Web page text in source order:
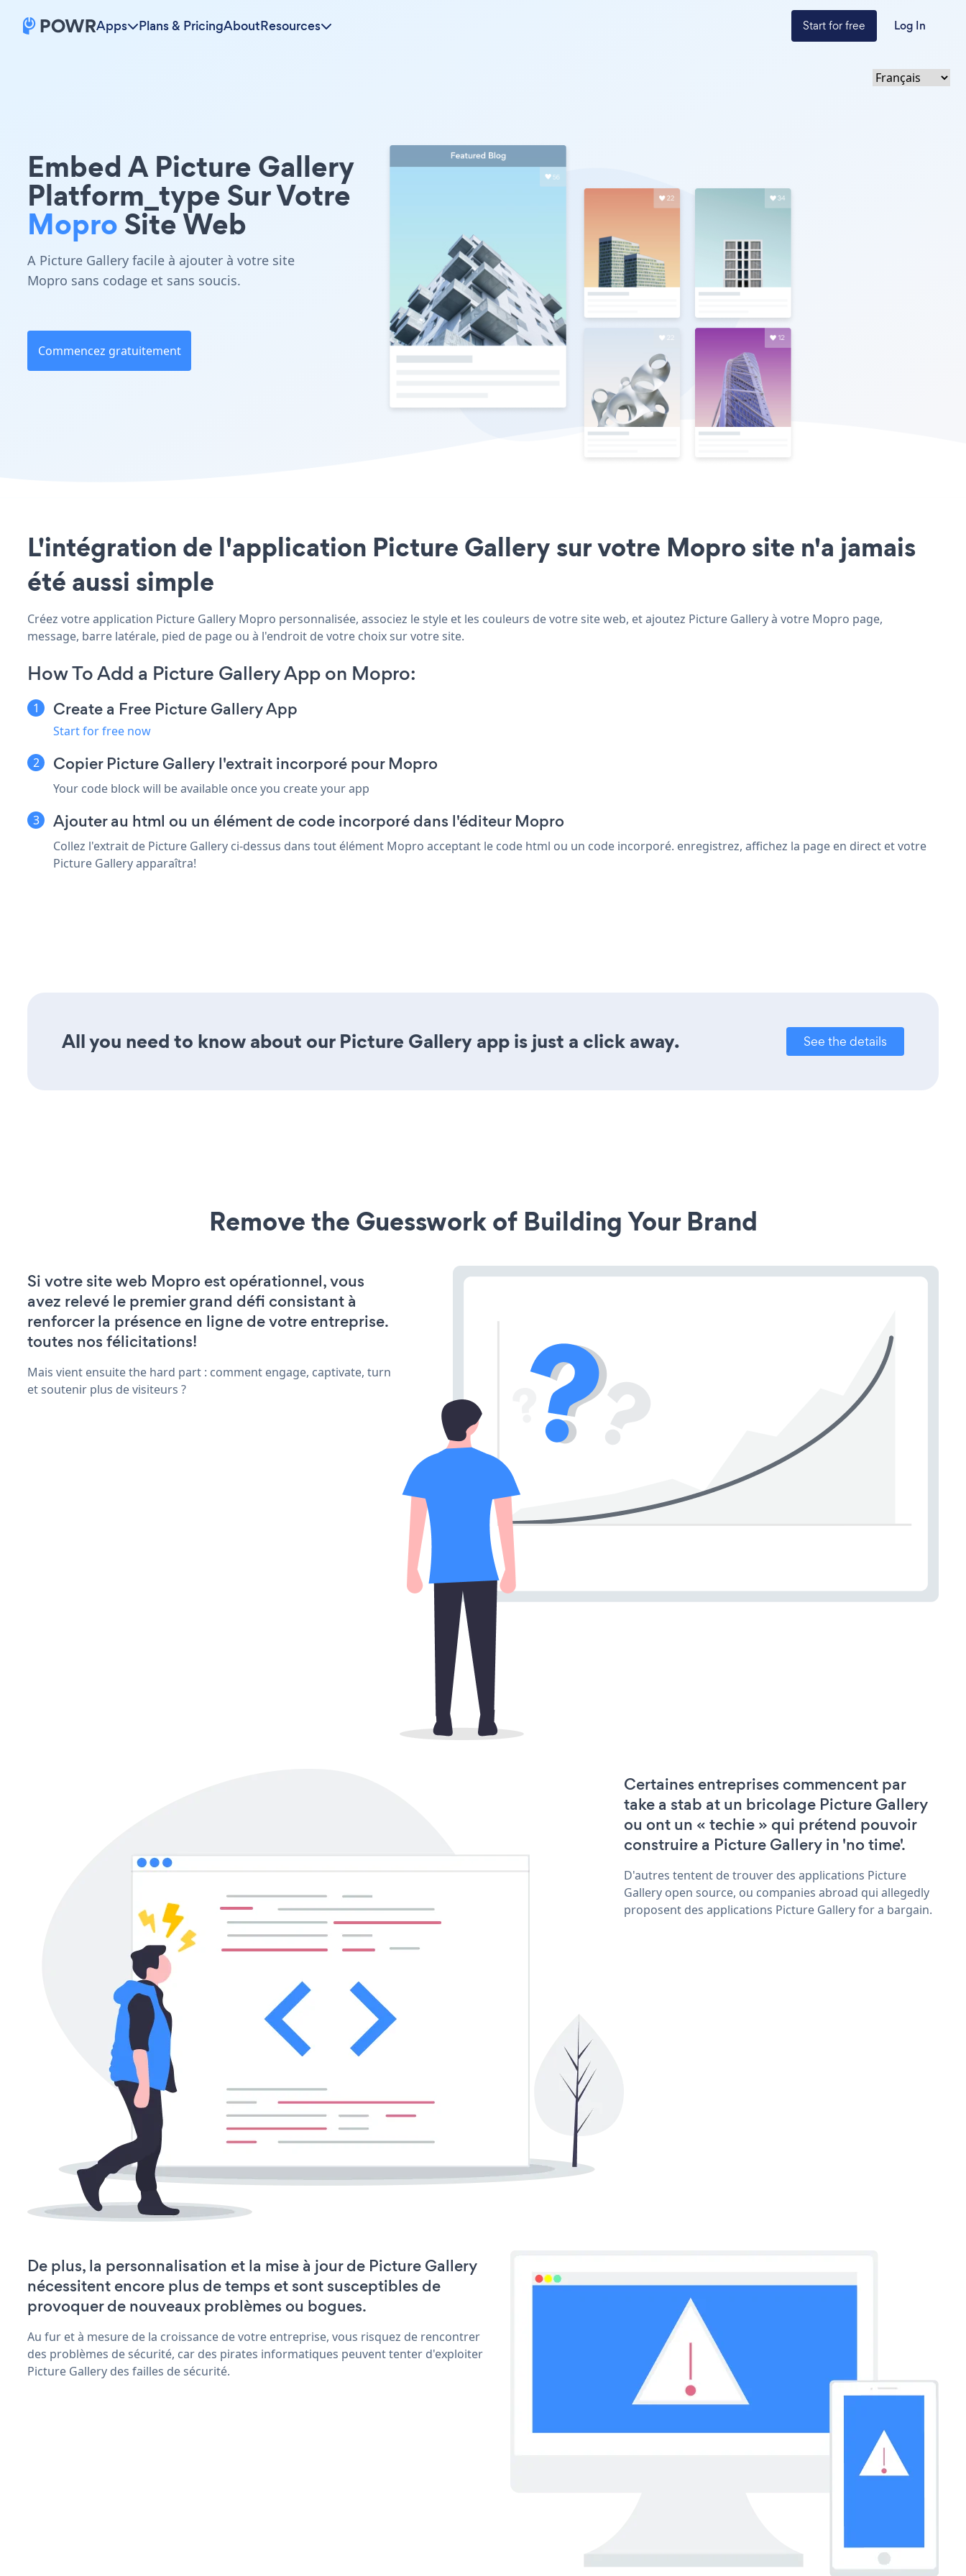
Apps Plans & PricingAboutResources Start for free Log In
Embed A Picture Gallery
Platform_type Sur Votre
MoproSite Web
A Picture Gallery facile à ajouter à votre site
Mopro sans codage et sans soucis.
Commencez gratuitement
L'intégration de l'application Picture Gallery sur votre Mopro site n'a jamais
été aussi simple
Créez votre application Picture Gallery Mopro personnalisée, associez le style et les couleurs de votre site web, et ajoutez Picture Gallery à votre Mopro page,
message, barre latérale, pied de page ou à l'endroit de votre choix sur votre site.
How To Add a Picture Gallery App on Mopro:
Create a Free Picture Gallery App
Start for free now
Copier Picture Gallery l'extrait incorporé pour Mopro
Your code block will be available once you create your app
Ajouter au html ou un élément de code incorporé dans l'éditeur Mopro
Collez l'extrait de Picture Gallery ci-dessus dans tout élément Mopro acceptant le code html ou un code incorporé. enregistrez, affichez la page en direct et votre
Picture Gallery apparaîtra!
All you need to know about our Picture Gallery app is just a click away. See the details
Remove the Guesswork of Building Your Brand
Si votre site web Mopro est opérationnel, vous
avez relevé le premier grand défi consistant à
renforcer la présence en ligne de votre entreprise.
toutes nos félicitations!
Mais vient ensuite the hard part : comment engage, captivate, turn
et soutenir plus de visiteurs ?
Certaines entreprises commencent par
take a stab at un bricolage Picture Gallery
ou ont un « techie » qui prétend pouvoir
construire a Picture Gallery in 'no time'.
D'autres tentent de trouver des applications Picture
Gallery open source, ou companies abroad qui allegedly
proposent des applications Picture Gallery for a bargain.
De plus, la personnalisation et la mise à jour de Picture Gallery
nécessitent encore plus de temps et sont susceptibles de
provoquer de nouveaux problèmes ou bogues.
Au fur et à mesure de la croissance de votre entreprise, vous risquez de rencontrer
des problèmes de sécurité, car des pirates informatiques peuvent tenter d'exploiter
Picture Gallery des failles de sécurité.